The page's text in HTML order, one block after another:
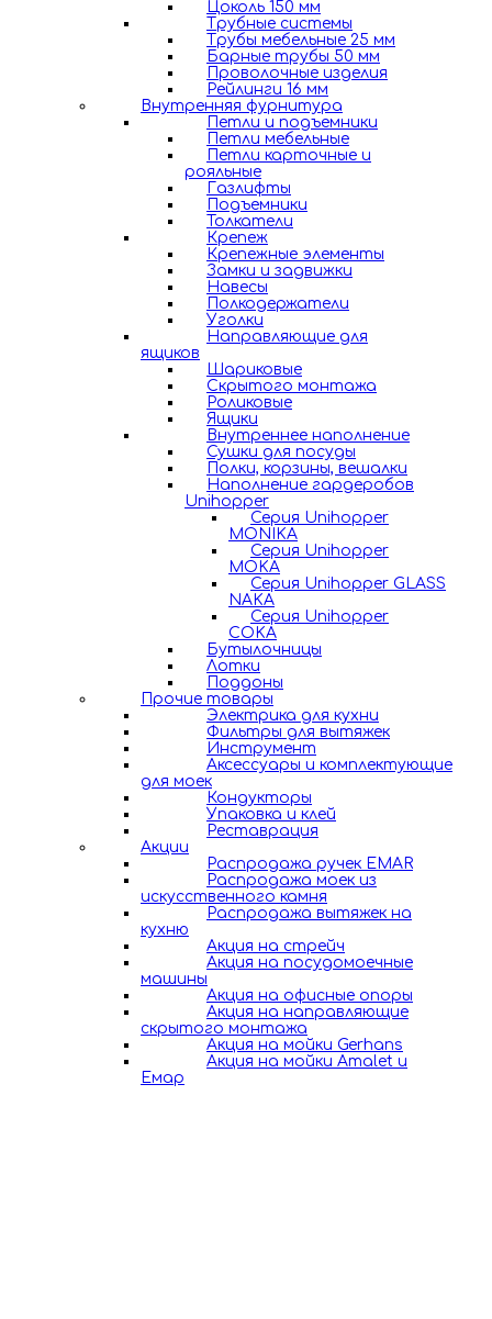
Цоколь 150 мм
Трубные системы
Трубы мебельные 25 мм
Барные трубы 50 мм
Проволочные изделия
Рейлинги 16 мм
Внутренняя фурнитура
Петли и подъемники
Петли мебельные
Петли карточные и
рояльные
Газлифты
Подъемники
Толкатели
Крепеж
Крепежные элементы
Замки и задвижки
Навесы
Полкодержатели
Уголки
Направляющие для
ящиков
Шариковые
Скрытого монтажа
Роликовые
Ящики
Внутреннее наполнение
Сушки для посуды
Полки, корзины, вешалки
Наполнение гардеробов
Unihopper
Серия Unihopper
MONIKA
Серия Unihopper
MOKA
Серия Unihopper GLASS
NAKA
Серия Unihopper
COKA
Бутылочницы
Лотки
Поддоны
Прочие товары
Электрика для кухни
Фильтры для вытяжек
Инструмент
Аксессуары и комплектующие
для моек
Кондукторы
Упаковка и клей
Реставрация
Акции
Распродажа ручек EMAR
Распродажа моек из
искусственного камня
Распродажа вытяжек на
кухню
Акция на стрейч
Акция на посудомоечные
машины
Акция на офисные опоры
Акция на направляющие
скрытого монтажа
Акция на мойки Gerhans
Акция на мойки Amalet и
Емар